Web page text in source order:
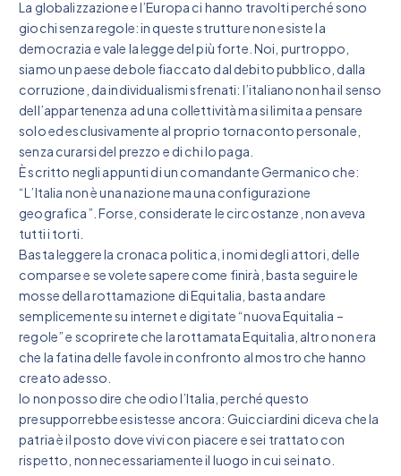
La globalizzazione e l’Europa ci hanno travolti perché sono
giochi senza regole: in queste strutture non esiste la
democrazia e vale la legge del più forte. Noi, purtroppo,
siamo un paese debole fiaccato dal debito pubblico, dalla
corruzione, da individualismi sfrenati: l’italiano non ha il senso
dell’appartenenza ad una collettività ma si limita a pensare
solo ed esclusivamente al proprio tornaconto personale,
senza curarsi del prezzo e di chi lo paga.
È scritto negli appunti di un comandante Germanico che:
“L’Italia non è una nazione ma una configurazione
geografica”. Forse, considerate le circostanze, non aveva
tutti i torti.
Basta leggere la cronaca politica, i nomi degli attori, delle
comparse e se volete sapere come finirà, basta seguire le
mosse della rottamazione di Equitalia, basta andare
semplicemente su internet e digitate “nuova Equitalia –
regole” e scoprirete che la rottamata Equitalia, altro non era
che la fatina delle favole in confronto al mostro che hanno
creato adesso.
Io non posso dire che odio l’Italia, perché questo
presupporrebbe esistesse ancora: Guicciardini diceva che la
patria è il posto dove vivi con piacere e sei trattato con
rispetto, non necessariamente il luogo in cui sei nato.